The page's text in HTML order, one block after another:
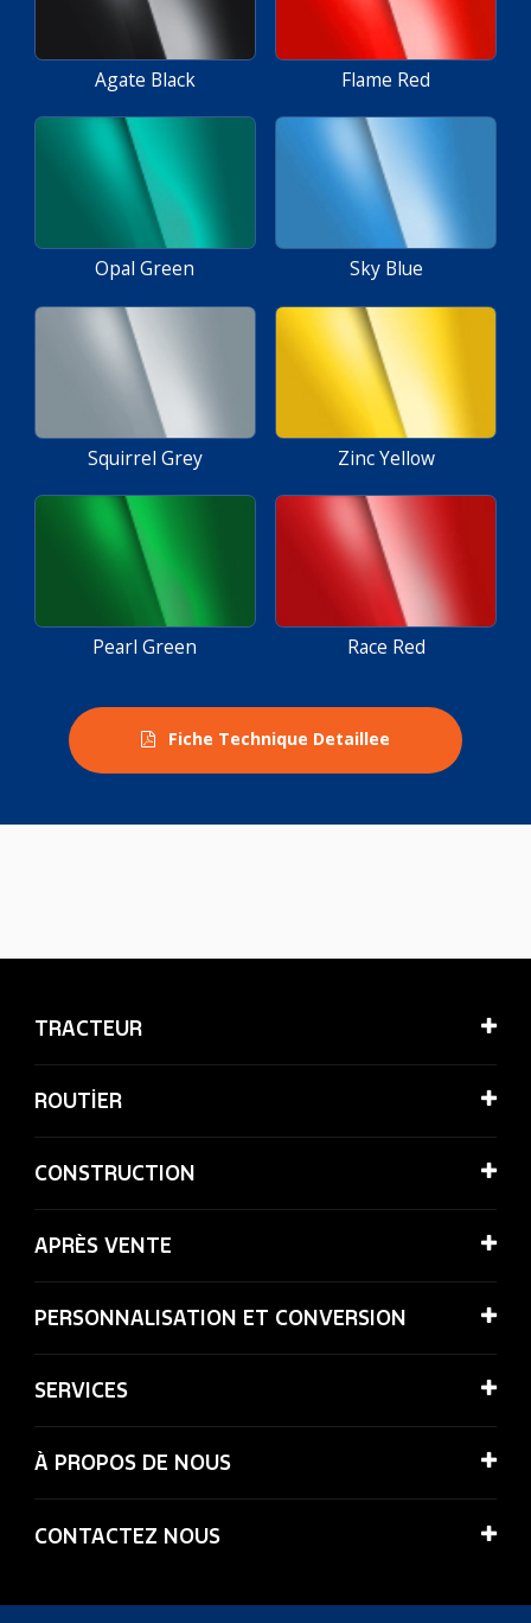
Agate Black Flame Red
Opal Green Sky Blue
Squirrel Grey Zinc Yellow
Pearl Green Race Red
Fiche Technique Detaillee
TRACTEUR
ROUTİER
CONSTRUCTION
APRÈS VENTE
PERSONNALISATION ET CONVERSION
SERVICES
À PROPOS DE NOUS
CONTACTEZ NOUS